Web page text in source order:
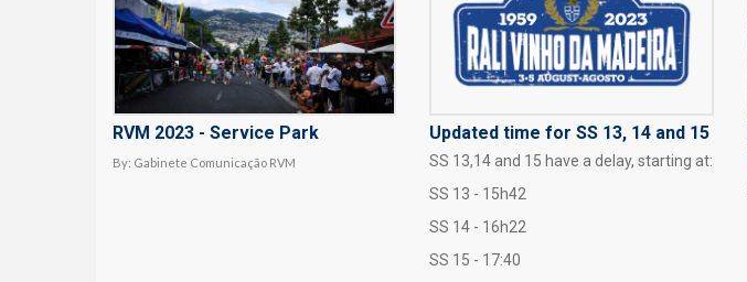
RVM 2023 - Service Park
By: Gabinete Comunicação RVM
Updated time for SS 13, 14 and 15
SS 13,14 and 15 have a delay, starting at:
SS 13 - 15h42
SS 14 - 16h22
SS 15 - 17:40